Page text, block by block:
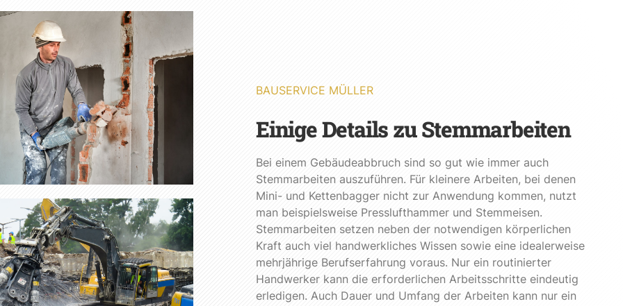
BAUSERVICE MÜLLER
Einige Details zu Stemmarbeiten
Bei einem Gebäudeabbruch sind so gut wie immer auch
Stemmarbeiten auszuführen. Für kleinere Arbeiten, bei denen
Mini- und Kettenbagger nicht zur Anwendung kommen, nutzt
man beispielsweise Presslufthammer und Stemmeisen.
Stemmarbeiten setzen neben der notwendigen körperlichen
Kraft auch viel handwerkliches Wissen sowie eine idealerweise
mehrjährige Berufserfahrung voraus. Nur ein routinierter
Handwerker kann die erforderlichen Arbeitsschritte eindeutig
erledigen. Auch Dauer und Umfang der Arbeiten kann nur ein